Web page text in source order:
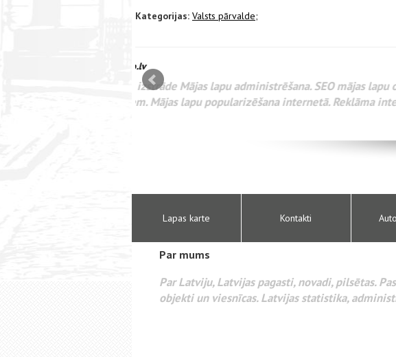
Kategorijas: Valsts pārvalde;
WEBSEO
Разработка
поисковых
Lapas karte Kontakti
Par mums
Par Latviju, Latvijas pagasti, novadi, pilsētas.
objekti un viesnīcas. Latvijas statistika,